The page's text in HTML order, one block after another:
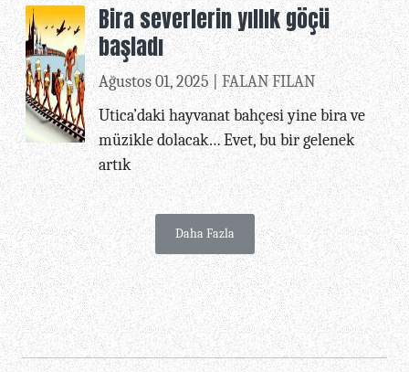
Bira severlerin yıllık göçü
başladı
Ağustos 01, 2025 |FALAN FILAN
Utica’daki hayvanat bahçesi yine bira ve
müzikle dolacak… Evet, bu bir gelenek
artık
Daha Fazla